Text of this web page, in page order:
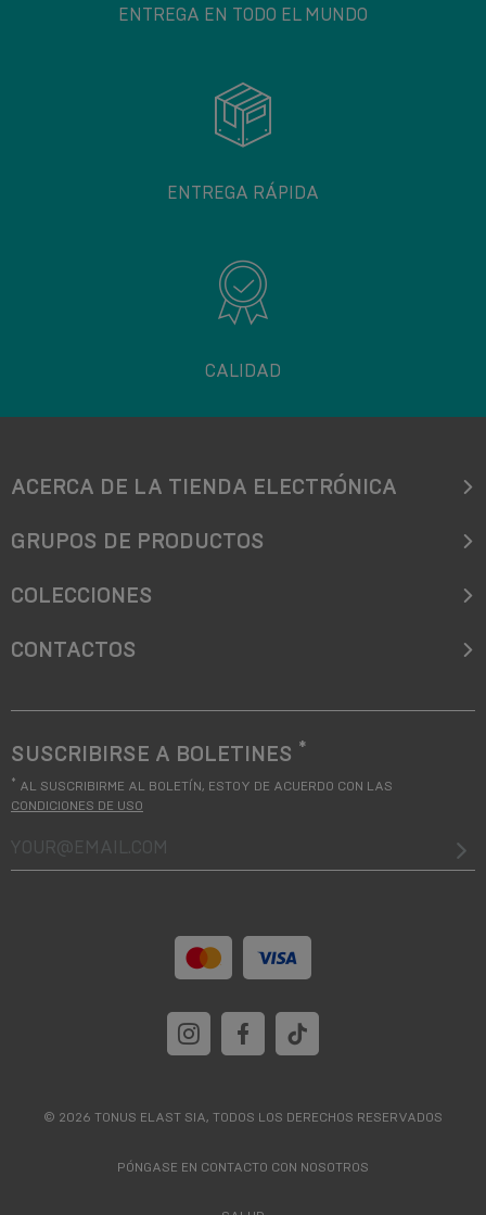
ENTREGA EN TODO EL MUNDO
ENTREGA RÁPIDA
CALIDAD
ACERCA DE LA TIENDA ELECTRÓNICA
GRUPOS DE PRODUCTOS
COLECCIONES
CONTACTOS
SUSCRIBIRSE A BOLETINES *
* AL SUSCRIBIRME AL BOLETÍN, ESTOY DE ACUERDO CON LAS
CONDICIONES DE USO
your@email.com
© 2026 TONUS ELAST SIA, TODOS LOS DERECHOS RESERVADOS
PÓNGASE EN CONTACTO CON NOSOTROS